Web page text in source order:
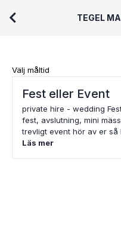
TEGEL
Välj måltid
Fest eller Event
private hire - wedding
fest, avslutning, mini
trevligt event hör av er så
Läs mer